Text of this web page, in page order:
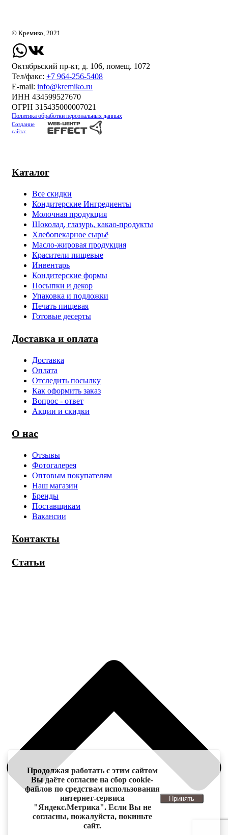
Каталог
Все скидки
Кондитерские Ингредиенты
Молочная продукция
Шоколад, глазурь, какао-продукты
Хлебопекарное сырьё
Масло-жировая продукция
Красители пищевые
Инвентарь
Кондитерские формы
Посыпки и декор
Упаковка и подложки
Печать пищевая
Готовые десерты
Доставка и оплата
Доставка
Оплата
Отследить посылку
Как оформить заказ
Вопрос - ответ
Акции и скидки
О нас
Отзывы
Фотогалерея
Оптовым покупателям
Наш магазин
Бренды
Поставщикам
Вакансии
Контакты
Статьи
© Кремико, 2021
Октябрьский пр-кт, д. 106, помещ. 1072
Тел/факс: +7 964-256-5408
Е-mail: info@kremiko.ru
ИНН 434599527670
ОГРН 315435000007021
Политика обработки персональных данных
Создание
сайта:
Продолжая работать с этим сайтом
Вы даёте согласие на сбор cookie-
файлов по средствам использования
интернет-сервиса
"Яндекс.Метрика". Если Вы не
согласны, пожалуйста, покиньте
сайт.
Принять